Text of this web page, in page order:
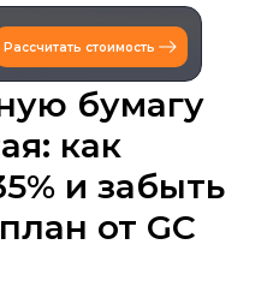
Рассчитать стоимость
бумагу
как
и забыть
от GC